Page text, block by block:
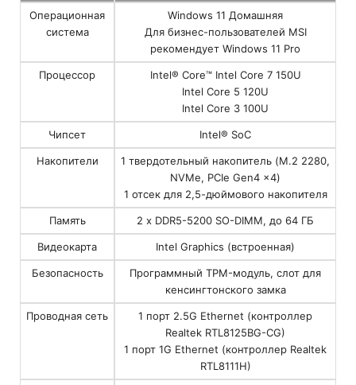
Операционная
система
Windows 11 Домашняя
Для бизнес-пользователей MSI
рекомендует Windows 11 Pro
Процессор
Intel® Core™ Intel Core 7 150U
Intel Core 5 120U
Intel Core 3 100U
Чипсет Intel® SoC
Накопители
1 твердотельный накопитель (M.2 2280,
NVMe, PCIe Gen4 x4)
1 отсек для 2,5-дюймового накопителя
Память 2 x DDR5-5200 SO-DIMM, до 64 ГБ
Видеокарта Intel Graphics (встроенная)
Безопасность
Программный TPM-модуль, слот для
кенсингтонского замка
Проводная сеть
1 порт 2.5G Ethernet (контроллер
Realtek RTL8125BG-CG)
1 порт 1G Ethernet (контроллер Realtek
RTL8111H)